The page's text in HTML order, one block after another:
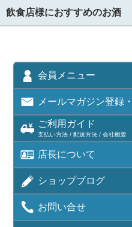
飲食店様におすすめのお酒
会員メニュー
メールマガジン登録
ご利用ガイド
支払い方法 / 配送方法 / 会社概要
店長について
ショップブログ
お問い合せ